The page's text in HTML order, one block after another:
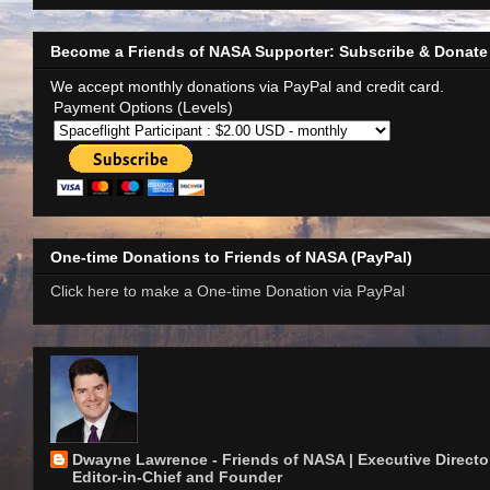
Become a Friends of NASA Supporter: Subscribe & Donate
We accept monthly donations via PayPal and credit card.
Payment Options (Levels)
One-time Donations to Friends of NASA (PayPal)
Click here to make a One-time Donation via PayPal
Dwayne Lawrence - Friends of NASA | Executive
Editor-in-Chief and Founder